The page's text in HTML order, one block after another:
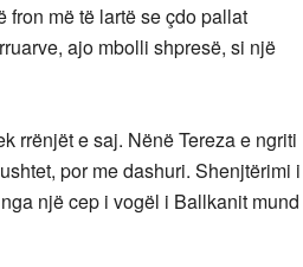
fron më të lartë se çdo pallat
ajo mbolli shpresë, si një
rrënjët e saj. Nënë Tereza e ngriti
por me dashuri. Shenjtërimi i
një cep i vogël i Ballkanit mund